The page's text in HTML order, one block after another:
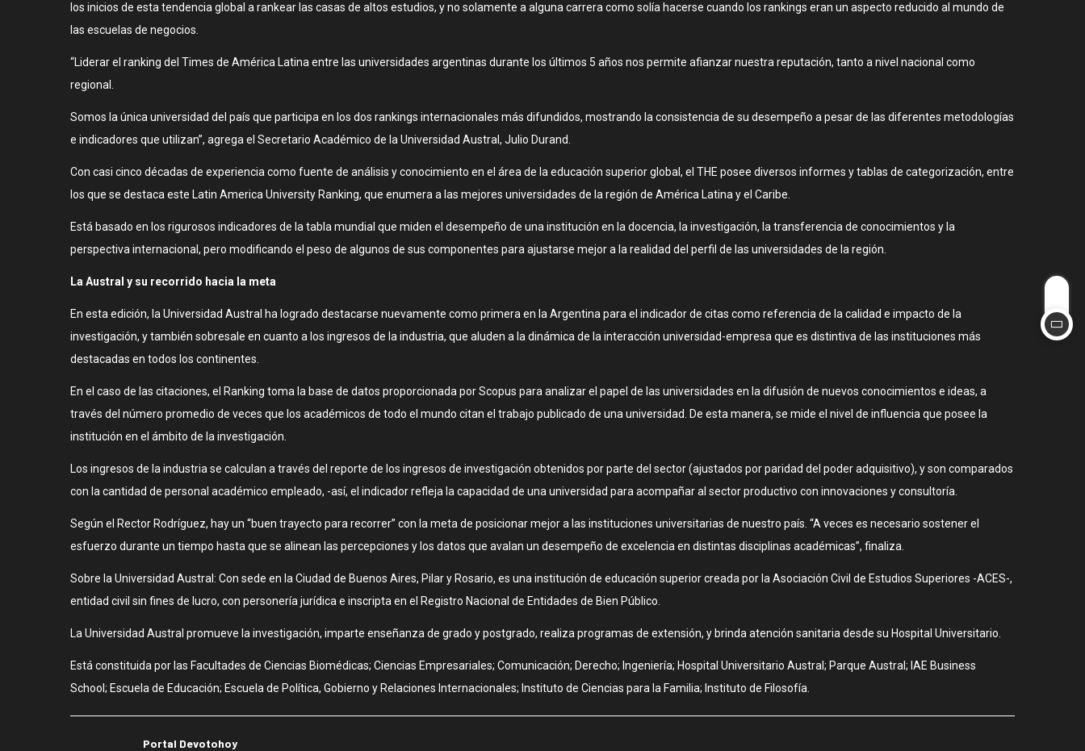
los inicios de esta tendencia global a rankear las casas de altos estudios, y no solamente a alguna carrera como solía hacerse cuando los rankings eran un aspecto reducido al mundo de
las escuelas de negocios.
“Liderar el ranking del Times de América Latina entre las universidades argentinas durante los últimos 5 años nos permite afianzar nuestra reputación, tanto a nivel nacional como
regional.
Somos la única universidad del país que participa en los dos rankings internacionales más difundidos, mostrando la consistencia de su desempeño a pesar de las diferentes metodologías
e indicadores que utilizan”, agrega el Secretario Académico de la Universidad Austral, Julio Durand.
Con casi cinco décadas de experiencia como fuente de análisis y conocimiento en el área de la educación superior global, el THE posee diversos informes y tablas de categorización, entre
los que se destaca este Latin America University Ranking, que enumera a las mejores universidades de la región de América Latina y el Caribe.
Está basado en los rigurosos indicadores de la tabla mundial que miden el desempeño de una institución en la docencia, la investigación, la transferencia de conocimientos y la
perspectiva internacional, pero modificando el peso de algunos de sus componentes para ajustarse mejor a la realidad del perfil de las universidades de la región.
La Austral y su recorrido hacia la meta
En esta edición, la Universidad Austral ha logrado destacarse nuevamente como primera en la Argentina para el indicador de citas como referencia de la calidad e impacto de la
investigación, y también sobresale en cuanto a los ingresos de la industria, que aluden a la dinámica de la interacción universidad-empresa que es distintiva de las instituciones más
destacadas en todos los continentes.
En el caso de las citaciones, el Ranking toma la base de datos proporcionada por Scopus para analizar el papel de las universidades en la difusión de nuevos conocimientos e ideas, a
través del número promedio de veces que los académicos de todo el mundo citan el trabajo publicado de una universidad. De esta manera, se mide el nivel de influencia que posee la
institución en el ámbito de la investigación.
Los ingresos de la industria se calculan a través del reporte de los ingresos de investigación obtenidos por parte del sector (ajustados por paridad del poder adquisitivo), y son comparados
con la cantidad de personal académico empleado, -así, el indicador refleja la capacidad de una universidad para acompañar al sector productivo con innovaciones y consultoría.
Según el Rector Rodríguez, hay un “buen trayecto para recorrer” con la meta de posicionar mejor a las instituciones universitarias de nuestro país. “A veces es necesario sostener el
esfuerzo durante un tiempo hasta que se alinean las percepciones y los datos que avalan un desempeño de excelencia en distintas disciplinas académicas”, finaliza.
Sobre la Universidad Austral: Con sede en la Ciudad de Buenos Aires, Pilar y Rosario, es una institución de educación superior creada por la Asociación Civil de Estudios Superiores -ACES-,
entidad civil sin fines de lucro, con personería jurídica e inscripta en el Registro Nacional de Entidades de Bien Público.
La Universidad Austral promueve la investigación, imparte enseñanza de grado y postgrado, realiza programas de extensión, y brinda atención sanitaria desde su Hospital Universitario.
Está constituida por las Facultades de Ciencias Biomédicas; Ciencias Empresariales; Comunicación; Derecho; Ingeniería; Hospital Universitario Austral; Parque Austral; IAE Business
School; Escuela de Educación; Escuela de Política, Gobierno y Relaciones Internacionales; Instituto de Ciencias para la Familia; Instituto de Filosofía.
Portal Devotohoy